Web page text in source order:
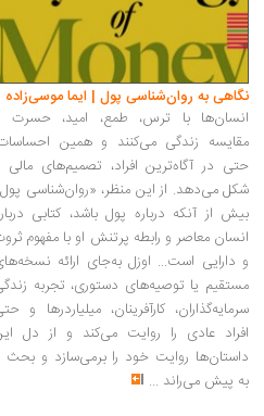
نگاهی به روان‌شناسی پول | ایما موسی‌زاده
انسان‌ها با ترس، طمع، امید، حسرت
مقایسه زندگی می‌کنند و همین
حتی در آگاه‌ترین افراد، تصمیم‌های مالی
شکل می‌دهد. از این منظر، «روان‌شناسی
بیش از آنکه درباره پول باشد، کتابی
انسان معاصر و رابطه پرتنش او با مفهوم
و دارایی است... اوزل به‌جای ارائه
مستقیم یا توصیه‌های دستوری، تجربه
سرمایه‌گذاران، کارآفرینان، میلیاردرها و
افراد عادی را روایت می‌کند و از دل
داستان‌ها روایت خود را برمی‌سازد و بحث
به پیش می‌راند ...